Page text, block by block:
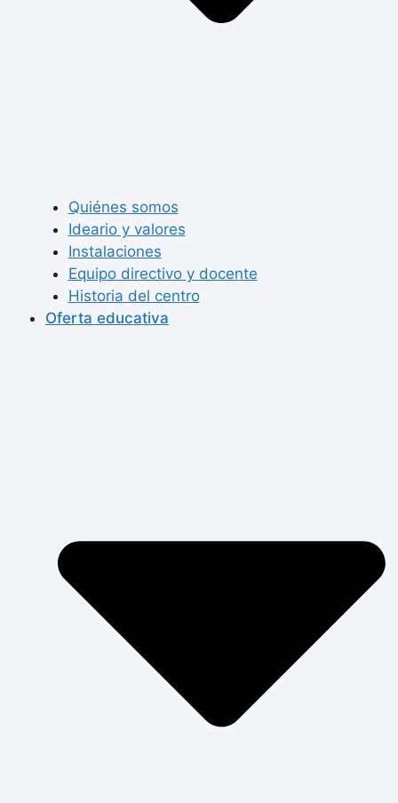
Quiénes somos
Ideario y valores
Instalaciones
Equipo directivo y docente
Historia del centro
Oferta educativa